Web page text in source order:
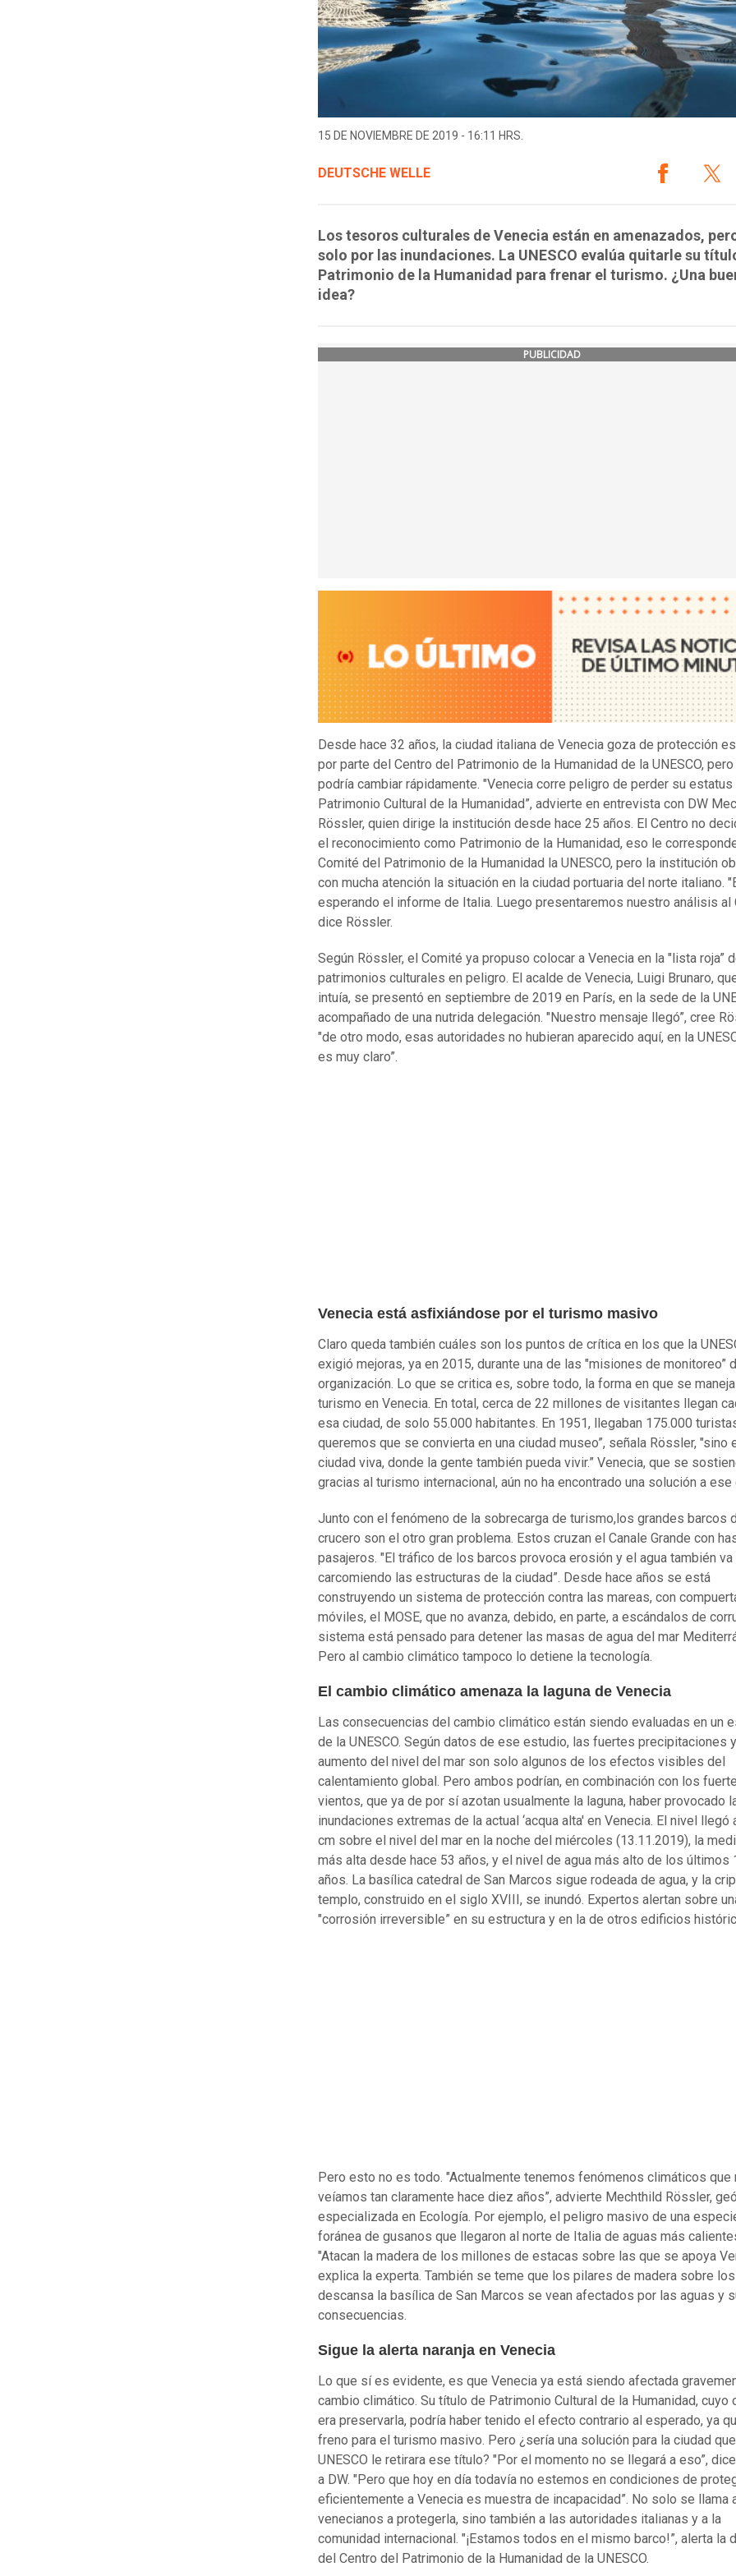
15 DE NOVIEMBRE DE 2019 - 16:11 HRS.
DEUTSCHE WELLE
Los tesoros culturales de Venecia están en amenazados,
solo por las inundaciones. La UNESCO evalúa quitarle su
Patrimonio de la Humanidad para frenar el turismo. ¿Una
idea?
PUBLICIDAD
Desde hace 32 años, la ciudad italiana de Venecia goza de protección
por parte del Centro del Patrimonio de la Humanidad de la UNESCO,
podría cambiar rápidamente. "Venecia corre peligro de perder su estatus
Patrimonio Cultural de la Humanidad”, advierte en entrevista con DW
Rössler, quien dirige la institución desde hace 25 años. El Centro no
el reconocimiento como Patrimonio de la Humanidad, eso le
Comité del Patrimonio de la Humanidad la UNESCO, pero la institución
con mucha atención la situación en la ciudad portuaria del norte italiano.
esperando el informe de Italia. Luego presentaremos nuestro análisis al
dice Rössler.
Según Rössler, el Comité ya propuso colocar a Venecia en la "lista roja”
patrimonios culturales en peligro. El acalde de Venecia, Luigi Brunaro,
intuía, se presentó en septiembre de 2019 en París, en la sede de la
acompañado de una nutrida delegación. "Nuestro mensaje llegó”, cree
"de otro modo, esas autoridades no hubieran aparecido aquí, en la
es muy claro”.
Venecia está asfixiándose por el turismo masivo
Claro queda también cuáles son los puntos de crítica en los que la
exigió mejoras, ya en 2015, durante una de las "misiones de monitoreo”
organización. Lo que se critica es, sobre todo, la forma en que se maneja
turismo en Venecia. En total, cerca de 22 millones de visitantes llegan
esa ciudad, de solo 55.000 habitantes. En 1951, llegaban 175.000
queremos que se convierta en una ciudad museo”, señala Rössler, "sino
ciudad viva, donde la gente también pueda vivir.” Venecia, que se
gracias al turismo internacional, aún no ha encontrado una solución a ese
Junto con el fenómeno de la sobrecarga de turismo,los grandes barcos
crucero son el otro gran problema. Estos cruzan el Canale Grande con
pasajeros. "El tráfico de los barcos provoca erosión y el agua también va
carcomiendo las estructuras de la ciudad”. Desde hace años se está
construyendo un sistema de protección contra las mareas, con
móviles, el MOSE, que no avanza, debido, en parte, a escándalos de
sistema está pensado para detener las masas de agua del mar
Pero al cambio climático tampoco lo detiene la tecnología.
El cambio climático amenaza la laguna de Venecia
Las consecuencias del cambio climático están siendo evaluadas en un
de la UNESCO. Según datos de ese estudio, las fuertes precipitaciones
aumento del nivel del mar son solo algunos de los efectos visibles del
calentamiento global. Pero ambos podrían, en combinación con los
vientos, que ya de por sí azotan usualmente la laguna, haber provocado
inundaciones extremas de la actual ‘acqua alta' en Venecia. El nivel llegó
cm sobre el nivel del mar en la noche del miércoles (13.11.2019), la
más alta desde hace 53 años, y el nivel de agua más alto de los últimos
años. La basílica catedral de San Marcos sigue rodeada de agua, y la
templo, construido en el siglo XVIII, se inundó. Expertos alertan sobre
"corrosión irreversible” en su estructura y en la de otros edificios
Pero esto no es todo. "Actualmente tenemos fenómenos climáticos que
veíamos tan claramente hace diez años”, advierte Mechthild Rössler,
especializada en Ecología. Por ejemplo, el peligro masivo de una
foránea de gusanos que llegaron al norte de Italia de aguas más
"Atacan la madera de los millones de estacas sobre las que se apoya
explica la experta. También se teme que los pilares de madera sobre
descansa la basílica de San Marcos se vean afectados por las aguas y
consecuencias.
Sigue la alerta naranja en Venecia
Lo que sí es evidente, es que Venecia ya está siendo afectada
cambio climático. Su título de Patrimonio Cultural de la Humanidad, cuyo
era preservarla, podría haber tenido el efecto contrario al esperado, ya
freno para el turismo masivo. Pero ¿sería una solución para la ciudad
UNESCO le retirara ese título? "Por el momento no se llegará a eso”,
a DW. "Pero que hoy en día todavía no estemos en condiciones de
eficientemente a Venecia es muestra de incapacidad”. No solo se llama
venecianos a protegerla, sino también a las autoridades italianas y a la
comunidad internacional. "¡Estamos todos en el mismo barco!”, alerta la
del Centro del Patrimonio de la Humanidad de la UNESCO.